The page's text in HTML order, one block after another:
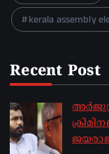
kerala assembly
Recent Post